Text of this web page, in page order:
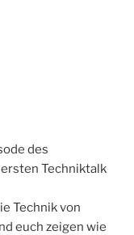
des
Techniktalk
Technik von
euch zeigen wie